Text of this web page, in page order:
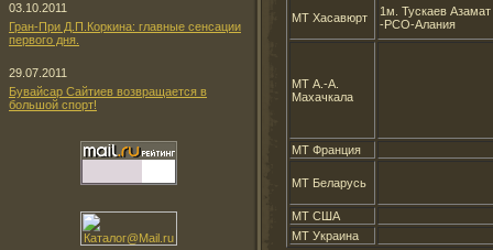
03.10.2011
Гран-При Д.П.Коркина: главные сенсации
первого дня.
29.07.2011
Бувайсар Сайтиев возвращается в
большой спорт!
МТ Хасавюрт
1м. Тускаев Азамат
-РСО-Алания
МТ А.-А.
Махачкала
МТ Франция
МТ Беларусь
МТ США
МТ Украина